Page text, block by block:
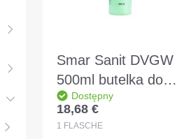
Smar Sanit DVGW
500ml butelka do
plastikowych rur i
gniazd 3087
Dostępny
Cena regularna:
18,68 €
1 FLASCHE